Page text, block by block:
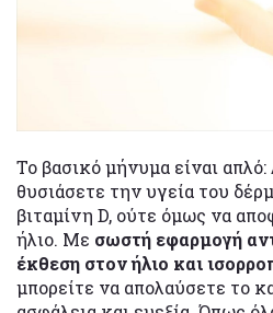
Το βασικό μήνυμα είναι απλό:
θυσιάσετε την υγεία του
βιταμίνη D, ούτε όμως να
ήλιο. Με σωστή εφαρμογή
έκθεση στον ήλιο και
μπορείτε να απολαύσετε το